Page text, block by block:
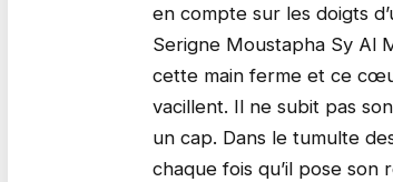
en compte sur les doigts
Serigne Moustapha Sy Al
cette main ferme et ce
vacillent. Il ne subit pas
un cap. Dans le tumulte
chaque fois qu’il pose son